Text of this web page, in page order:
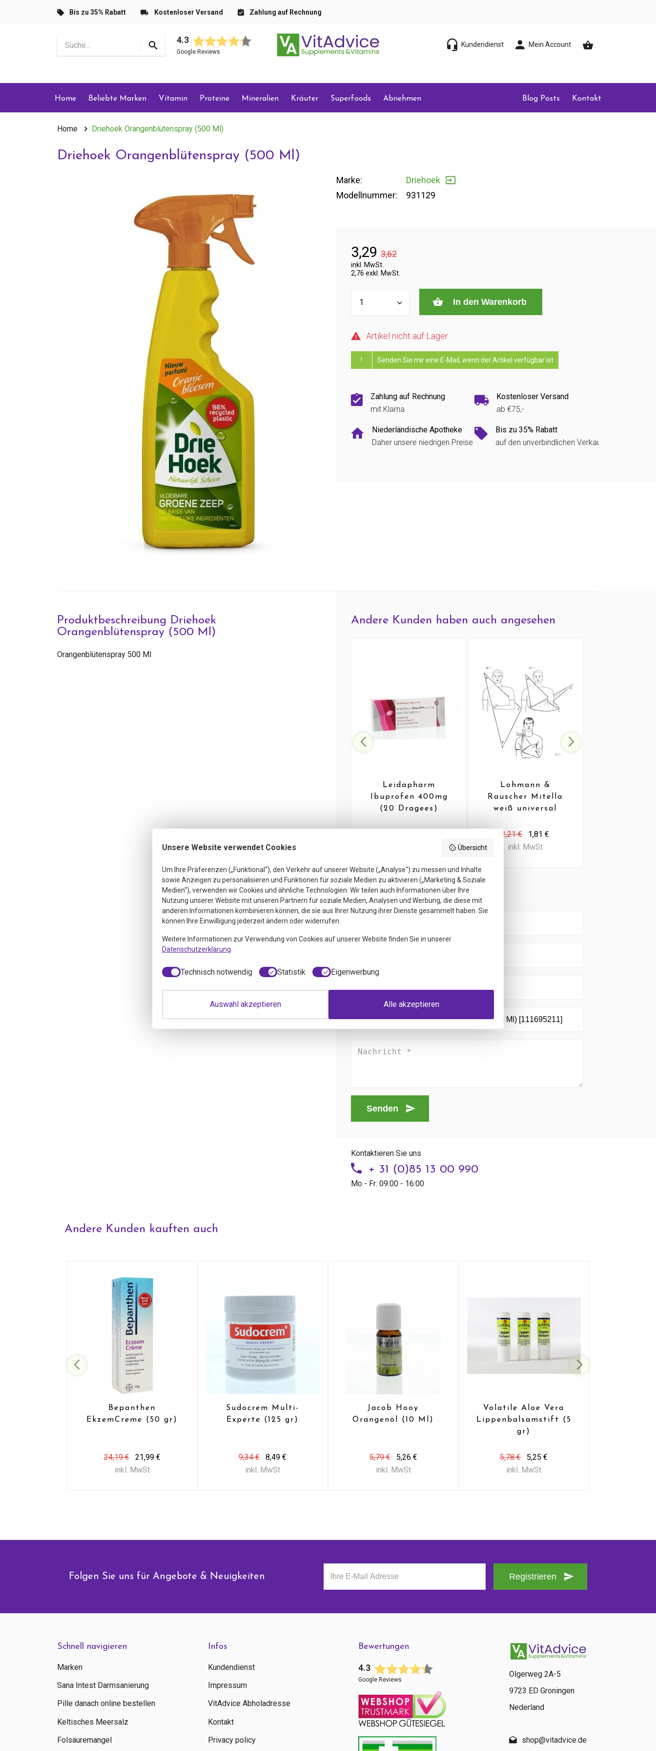
Bis zu 35% Rabatt Kostenloser Versand Zahlung auf Rechnung
4.3
Google Reviews
Kundendienst Mein Account
Home Beliebte Marken Vitamin Proteine Mineralien Kräuter Superfoods Abnehmen Blog Posts Kontakt
Home Driehoek Orangenblütenspray (500 Ml)
Driehoek Orangenblütenspray (500 Ml)
Marke:
Driehoek
Modellnummer:
931129
3,29 3,62
inkl. MwSt.
2,76 exkl. MwSt.
In den Warenkorb
Artikel nicht auf Lager.
! Senden Sie mir eine E-Mail, wenn der Artikel verfügbar ist
Zahlung auf Rechnung
mit Klarna
Kostenloser Versand
ab €75,-
Niederländische Apotheke
Daher unsere niedrigen Preise
Bis zu 35% Rabatt
auf den unverbindlichen Verkaufspreis
Produktbeschreibung Driehoek
Orangenblütenspray (500 Ml)
Orangenblütenspray 500 Ml
Andere Kunden haben auch angesehen
Leidapharm
Ibuprofen 400mg
(20 Dragees)
Lohmann &
Rauscher Mitella
weiß universal
2,21 €
1,81 €
inkl. MwSt
Anfrage zu diesem Produkt
Senden
Kontaktieren Sie uns
+ 31 (0)85 13 00 990
Mo - Fr: 09:00 - 16:00
Andere Kunden kauften auch
Bepanthen
EkzemCreme (50 gr)
24,19 €
21,99 €
inkl. MwSt
Sudocrem Multi-
Experte (125 gr)
9,34 €
8,49 €
inkl. MwSt
Jacob Hooy
Orangenöl (10 Ml)
5,79 €
5,26 €
inkl. MwSt
Volatile Aloe Vera
Lippenbalsamstift (5
gr)
5,78 €
5,25 €
inkl. MwSt
Folgen Sie uns für Angebote & Neuigkeiten Registrieren
Schnell navigieren
Marken
Sana Intest Darmsanierung
Pille danach online bestellen
Keltisches Meersalz
Folsäuremangel
Infos
Kundendienst
Impressum
VitAdvice Abholadresse
Kontakt
Privacy policy
Bewertungen
4.3
Google Reviews
Olgerweg 2A-5
9723 ED Groningen
Nederland
shop@vitadvice.de
Unsere Website verwendet Cookies Übersicht
Um Ihre Präferenzen („Funktional“), den Verkehr auf unserer Website („Analyse“) zu messen und Inhalte
sowie Anzeigen zu personalisieren und Funktionen für soziale Medien zu aktivieren („Marketing & Soziale
Medien“), verwenden wir Cookies und ähnliche Technologien. Wir teilen auch Informationen über Ihre
Nutzung unserer Website mit unseren Partnern für soziale Medien, Analysen und Werbung, die diese mit
anderen Informationen kombinieren können, die sie aus Ihrer Nutzung ihrer Dienste gesammelt haben. Sie
können Ihre Einwilligung jederzeit ändern oder widerrufen.
Weitere Informationen zur Verwendung von Cookies auf unserer Website finden Sie in unserer
Datenschutzerklärung
Technisch notwendig Statistik Eigenwerbung
Auswahl akzeptieren Alle akzeptieren